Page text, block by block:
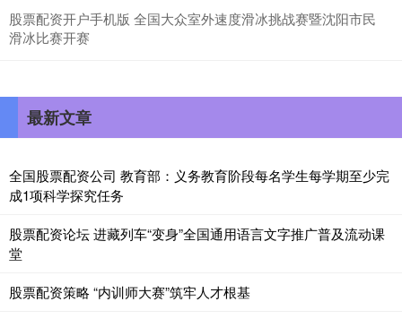
股票配资开户手机版 全国大众室外速度滑冰挑战赛暨沈阳市民
滑冰比赛开赛
最新文章
全国股票配资公司 教育部：义务教育阶段每名学生每学期至少完
成1项科学探究任务
股票配资论坛 进藏列车“变身”全国通用语言文字推广普及流动课
堂
股票配资策略 “内训师大赛”筑牢人才根基